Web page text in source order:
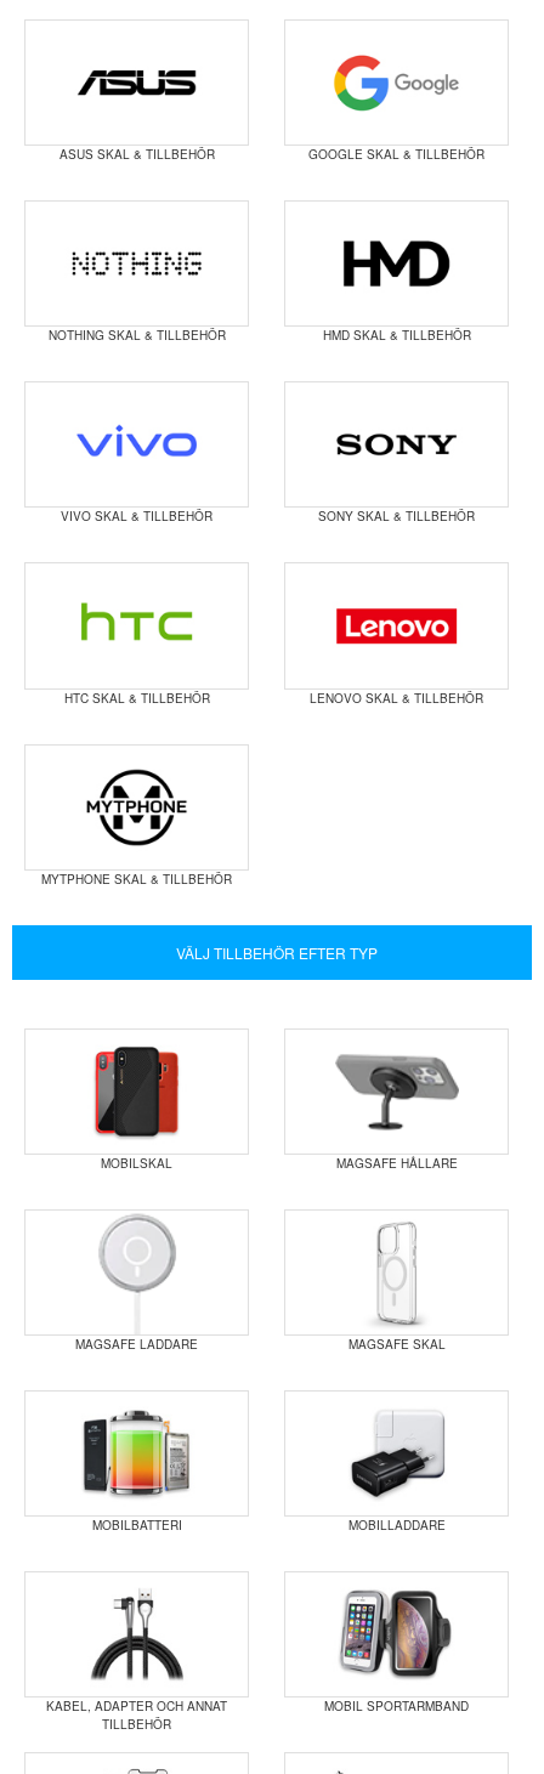
ASUS SKAL & TILLBEHÖR GOOGLE SKAL & TILLBEHÖR
NOTHING SKAL & TILLBEHÖR HMD SKAL & TILLBEHÖR
VIVO SKAL & TILLBEHÖR SONY SKAL & TILLBEHÖR
HTC SKAL & TILLBEHÖR LENOVO SKAL & TILLBEHÖR
MYTPHONE SKAL & TILLBEHÖR
VÄLJ TILLBEHÖR EFTER TYP
MOBILSKAL MAGSAFE HÅLLARE
MAGSAFE LADDARE MAGSAFE SKAL
MOBILBATTERI MOBILLADDARE
KABEL, ADAPTER OCH ANNAT
TILLBEHÖR
MOBIL SPORTARMBAND